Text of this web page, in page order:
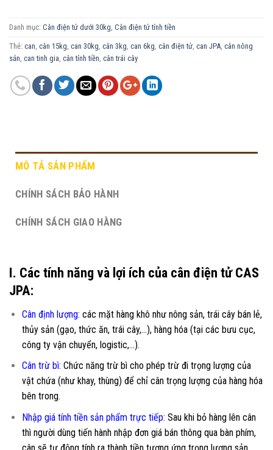
Danh mục: Cân điện tử dưới 30kg, Cân điện tử tính tiền
Thẻ: can, cân 15kg, can 30kg, cân 3kg, can 6kg, cân điện tử, can JPA, cân nông
sản, can tinh gia, cân tính tiền, cân trái cây
MÔ TẢ SẢN PHẨM
CHÍNH SÁCH BẢO HÀNH
CHÍNH SÁCH GIAO HÀNG
I. Các tính năng và lợi ích của cân điện tử CAS
JPA:
Cân định lượng: các mặt hàng khô như nông sản, trái cây bán lẻ,
thủy sản (gạo, thức ăn, trái cây,…), hàng hóa (tại các bưu cục,
công ty vận chuyển, logistic,…).
Cân trừ bì: Chức năng trừ bì cho phép trừ đi trọng lượng của
vật chứa (như khay, thùng) để chỉ cân trọng lượng của hàng hóa
bên trong.
Nhập giá tính tiền sản phẩm trực tiếp: Sau khi bỏ hàng lên cân
thì người dùng tiến hành nhập đơn giá bán thông qua bàn phím,